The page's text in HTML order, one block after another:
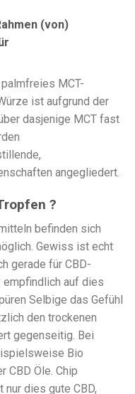
(von)
MCT-
ist aufgrund der
dasjenige MCT fast
angegliedert.
?
befinden sich
Gewiss ist echt
gerade für CBD-
empfindlich auf dies
Selbige das Gefühl
den trockenen
gegenseitig. Bei
Bio
CBD Öle. Chip
nur dies gute CBD,